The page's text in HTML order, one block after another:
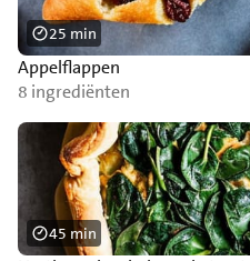
Appelflappen
8 ingrediënten
25 min
45 min